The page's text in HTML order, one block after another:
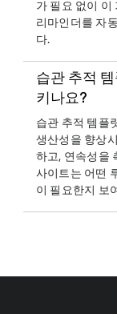
가 필요 없이 이
리마인더를 자
다.
습관 추적
키나요?
습관 추적 템플
생산성을 향상
하고, 연속성을
사이트는 어떤
이 필요한지 보